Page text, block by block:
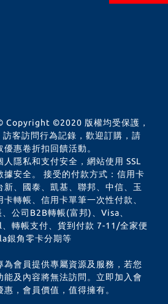
Copyright ©2020 版權均受保護，
客訪問行為記錄，歡迎訂購，請
惠卷折扣回饋活動。
隱私和支付安全，網站使用 SSL
據安全。 接受的付款方式：信用卡
、國泰、凱基、聯邦、中信、玉
轉帳、信用卡單筆一次性付款、
公司B2B轉帳(富邦)、Visa、
轉帳支付、貨到付款 7-11/全家便
銀角零卡分期等
為會員提供專屬資源及服務，若您
能及內容將無法訪問。立即加入會
，會員價值，值得擁有。